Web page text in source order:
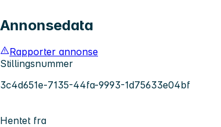
Annonsedata
Rapporter annonse
Stillingsnummer
3c4d651e-7135-44fa-9993-1d75633e04bf
Hentet fra